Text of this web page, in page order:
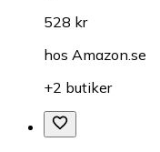
528 kr
hos Amazon.se
+2 butiker